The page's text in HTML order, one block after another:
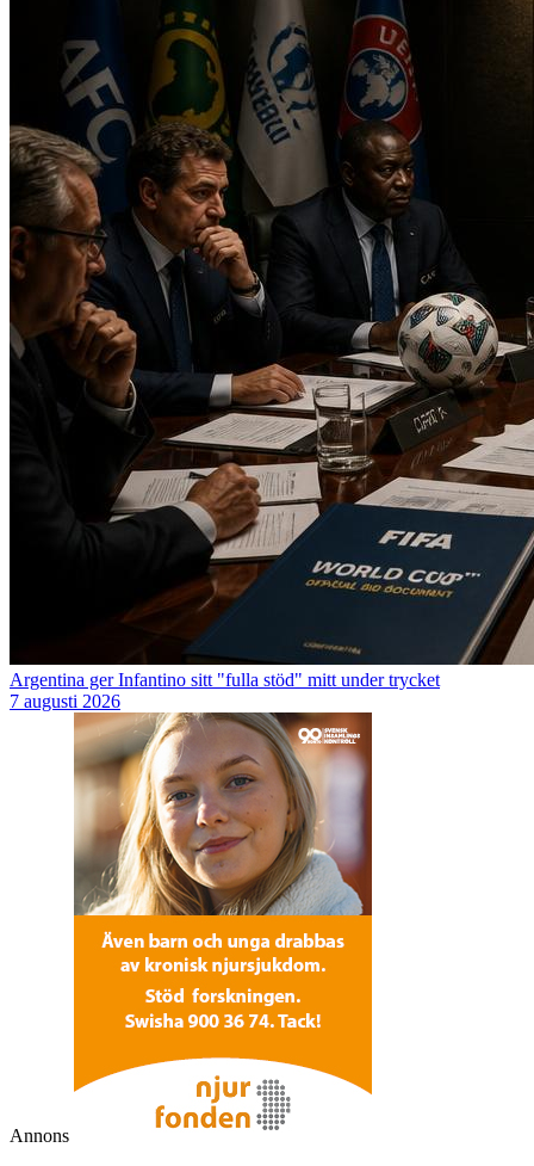
Argentina ger Infantino sitt "fulla stöd" mitt under trycket
7 augusti 2026
Annons